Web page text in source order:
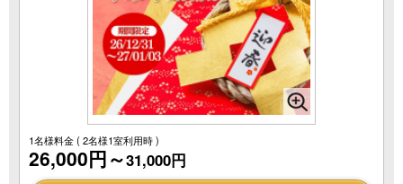
1名様料金( 2名様1室利用時 )
26,000円～31,000円